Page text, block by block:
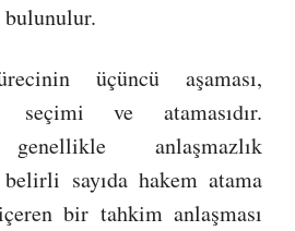
bulunulur.
üçüncü aşaması,
seçimi ve atamasıdır.
anlaşmazlık
sayıda hakem atama
bir tahkim anlaşması